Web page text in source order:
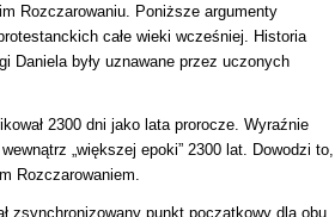
Rozczarowaniu. Poniższe argumenty
całe wieki wcześniej.
Historia
Daniela były uznawane przez uczonych
2300 dni jako lata prorocze. Wyraźnie
„większej epoki” 2300 lat. Dowodzi to,
Rozczarowaniem.
zsynchronizowany punkt początkowy dla obu